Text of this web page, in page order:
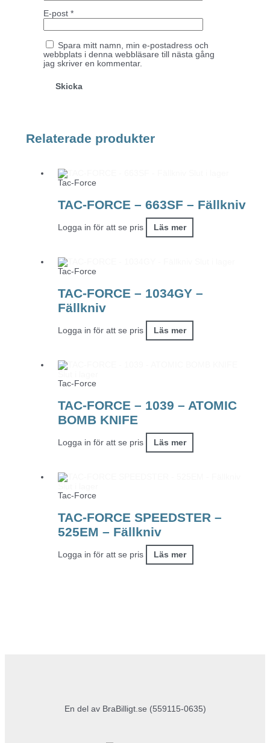
E-post *
Spara mitt namn, min e-postadress och
webbplats i denna webbläsare till nästa gång
jag skriver en kommentar.
Relaterade produkter
Tac-Force
TAC-FORCE – 663SF – Fällkniv
Logga in för att se pris Läs mer
Tac-Force
TAC-FORCE – 1034GY –
Fällkniv
Logga in för att se pris Läs mer
Tac-Force
TAC-FORCE – 1039 – ATOMIC
BOMB KNIFE
Logga in för att se pris Läs mer
Tac-Force
TAC-FORCE SPEEDSTER –
525EM – Fällkniv
Logga in för att se pris Läs mer
En del av BraBilligt.se (559115-0635)